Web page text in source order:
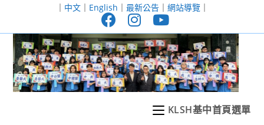
至
｜ 中文｜ English ｜ 最新公告｜ 網站導覽｜
KLSH基中首頁選單